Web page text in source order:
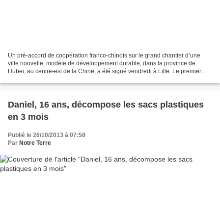
Un pré-accord de coopération franco-chinois sur le grand chantier d’une
ville nouvelle, modèle de développement durable, dans la province de
Hubei, au centre-est de la Chine, a été signé vendredi à Lille. Le premier
Daniel, 16 ans, décompose les sacs plastiques
en 3 mois
Publié le 26/10/2013 à 07:58
Par Notre Terre